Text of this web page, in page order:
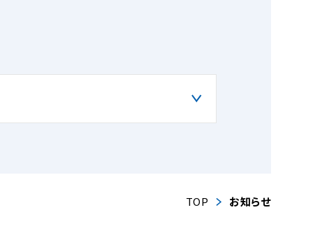
TOP お知らせ